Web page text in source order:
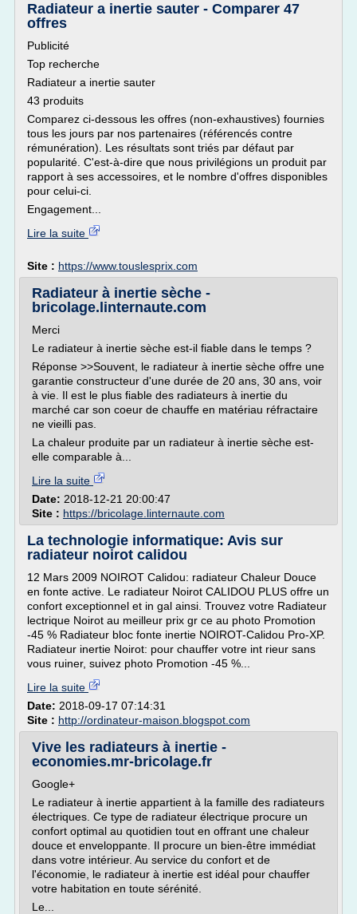
Radiateur a inertie sauter - Comparer 47
offres
Publicité
Top recherche
Radiateur a inertie sauter
43 produits
Comparez ci-dessous les offres (non-exhaustives) fournies
tous les jours par nos partenaires (référencés contre
rémunération). Les résultats sont triés par défaut par
popularité. C'est-à-dire que nous privilégions un produit par
rapport à ses accessoires, et le nombre d'offres disponibles
pour celui-ci.
Engagement...
Lire la suite
Site : https://www.touslesprix.com
Radiateur à inertie sèche -
bricolage.linternaute.com
Merci
Le radiateur à inertie sèche est-il fiable dans le temps ?
Réponse >>Souvent, le radiateur à inertie sèche offre une
garantie constructeur d'une durée de 20 ans, 30 ans, voir
à vie. Il est le plus fiable des radiateurs à inertie du
marché car son coeur de chauffe en matériau réfractaire
ne vieilli pas.
La chaleur produite par un radiateur à inertie sèche est-
elle comparable à...
Lire la suite
Date: 2018-12-21 20:00:47
Site : https://bricolage.linternaute.com
La technologie informatique: Avis sur
radiateur noirot calidou
12 Mars 2009 NOIROT Calidou: radiateur Chaleur Douce
en fonte active. Le radiateur Noirot CALIDOU PLUS offre un
confort exceptionnel et in gal ainsi. Trouvez votre Radiateur
lectrique Noirot au meilleur prix gr ce au photo Promotion
-45 % Radiateur bloc fonte inertie NOIROT-Calidou Pro-XP.
Radiateur inertie Noirot: pour chauffer votre int rieur sans
vous ruiner, suivez photo Promotion -45 %...
Lire la suite
Date: 2018-09-17 07:14:31
Site : http://ordinateur-maison.blogspot.com
Vive les radiateurs à inertie -
economies.mr-bricolage.fr
Google+
Le radiateur à inertie appartient à la famille des radiateurs
électriques. Ce type de radiateur électrique procure un
confort optimal au quotidien tout en offrant une chaleur
douce et enveloppante. Il procure un bien-être immédiat
dans votre intérieur. Au service du confort et de
l'économie, le radiateur à inertie est idéal pour chauffer
votre habitation en toute sérénité.
Le...